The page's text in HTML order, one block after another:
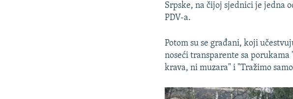
Srpske, na čijoj sjednici je jedna
PDV-a.
Potom su se građani, koji
noseći transparente sa
krava, ni muzara" i "Tražimo